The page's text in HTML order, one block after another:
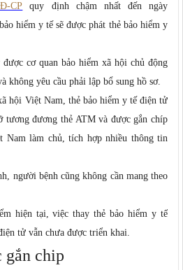
CP quy định chậm nhất đến ngày
hiểm y tế sẽ được phát thẻ bảo hiểm y
cơ quan bảo hiểm xã hội chủ động
không yêu cầu phải lập bổ sung hồ sơ.
hội Việt Nam, thẻ bảo hiểm y tế điện tử
tương đương thẻ ATM và được gắn chíp
Nam làm chủ, tích hợp nhiều thông tin
người bệnh cũng không cần mang theo
hiện tại, việc thay thẻ bảo hiểm y tế
tử vẫn chưa được triển khai.
gắn chip